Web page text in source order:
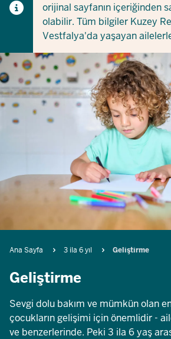
orijinal sayfanın içeriğinden
olabilir. Tüm bilgiler Kuzey
Vestfalya'da yaşayan
Breadcrumb
Ana Sayfa 3 ila 6 yıl Geliştirme
Geliştirme
Sevgi dolu bakım ve mümkün olan
çocukların gelişimi için önemlidir -
ve benzerlerinde. Peki 3 ila 6 yaş